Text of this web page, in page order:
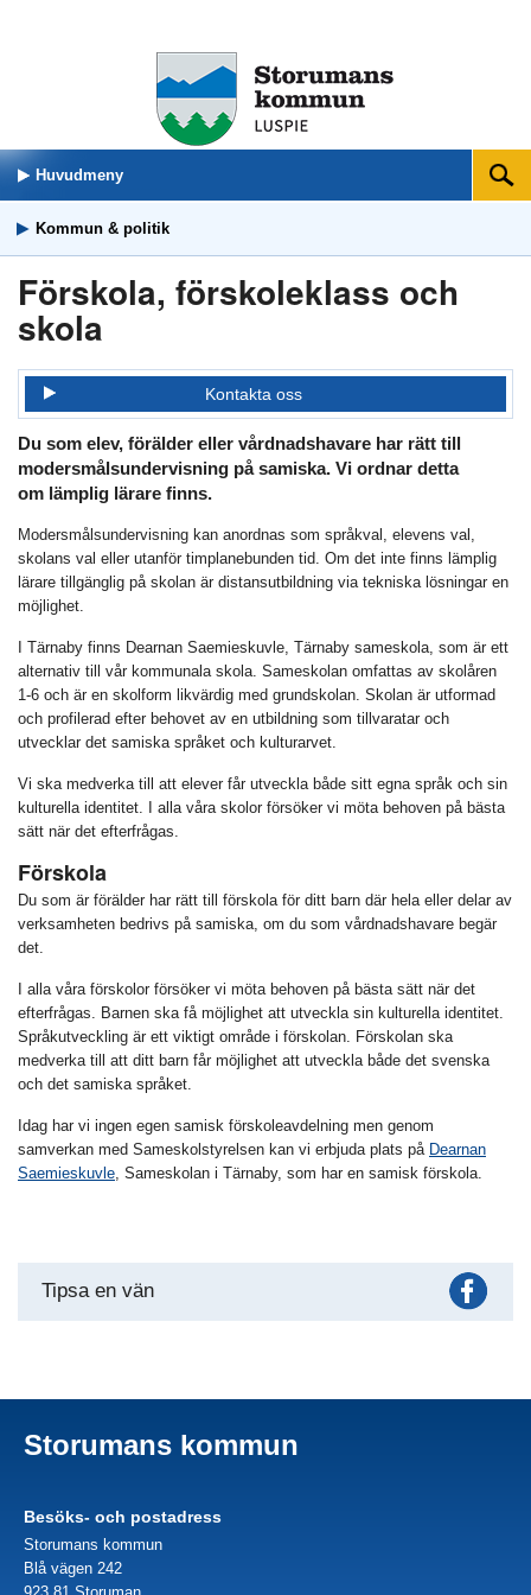
Huvudmeny Sök
Kommun & politik
Förskola, förskoleklass och
skola
Kontakta oss
Du som elev, förälder eller vårdnadshavare har rätt till
modersmålsundervisning på samiska. Vi ordnar detta
om lämplig lärare finns.
Modersmålsundervisning kan anordnas som språkval, elevens val,
skolans val eller utanför timplanebunden tid. Om det inte finns lämplig
lärare tillgänglig på skolan är distansutbildning via tekniska lösningar en
möjlighet.
I Tärnaby finns Dearnan Saemieskuvle, Tärnaby sameskola, som är ett
alternativ till vår kommunala skola. Sameskolan omfattas av skolåren
1-6 och är en skolform likvärdig med grundskolan. Skolan är utformad
och profilerad efter behovet av en utbildning som tillvaratar och
utvecklar det samiska språket och kulturarvet.
Vi ska medverka till att elever får utveckla både sitt egna språk och sin
kulturella identitet. I alla våra skolor försöker vi möta behoven på bästa
sätt när det efterfrågas.
Förskola
Du som är förälder har rätt till förskola för ditt barn där hela eller delar av
verksamheten bedrivs på samiska, om du som vårdnadshavare begär
det.
I alla våra förskolor försöker vi möta behoven på bästa sätt när det
efterfrågas. Barnen ska få möjlighet att utveckla sin kulturella identitet.
Språkutveckling är ett viktigt område i förskolan. Förskolan ska
medverka till att ditt barn får möjlighet att utveckla både det svenska
och det samiska språket.
Idag har vi ingen egen samisk förskoleavdelning men genom
samverkan med Sameskolstyrelsen kan vi erbjuda plats på Dearnan
Saemieskuvle, Sameskolan i Tärnaby, som har en samisk förskola.
Tipsa en vän
Storumans kommun
Besöks- och postadress
Storumans kommun
Blå vägen 242